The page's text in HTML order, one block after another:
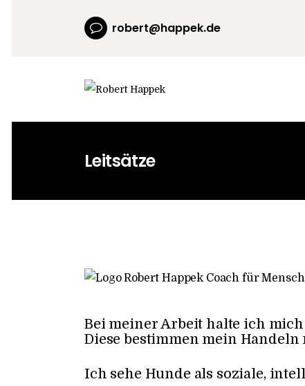
robert@happek.de
Leitsätze
Bei meiner Arbeit halte ich
Diese bestimmen mein
Ich sehe Hunde als soziale,